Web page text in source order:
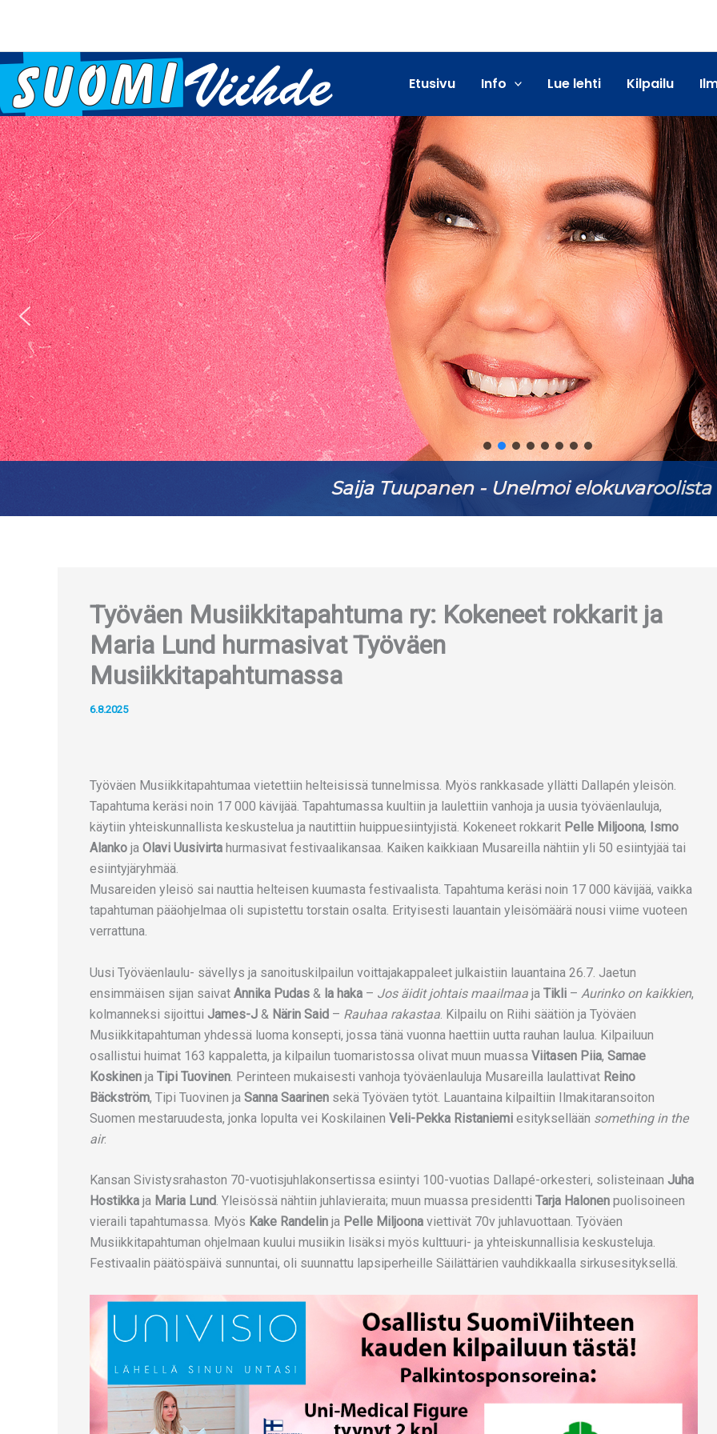
Etusivu Info Lue lehti Kilpailu
Saija Tuupanen - Unelmoi elokuvaroolista
Työväen Musiikkitapahtuma ry: Kokeneet rokkarit ja
Maria Lund hurmasivat Työväen
Musiikkitapahtumassa
6.8.2025
Työväen Musiikkitapahtumaa vietettiin helteisissä tunnelmissa. Myös rankkasade yllätti Dallapén yleisön.
Tapahtuma keräsi noin 17 000 kävijää. Tapahtumassa kuultiin ja laulettiin vanhoja ja uusia työväenlauluja,
käytiin yhteiskunnallista keskustelua ja nautittiin huippuesiintyjistä. Kokeneet rokkarit Pelle Miljoona, Ismo
Alanko ja Olavi Uusivirta hurmasivat festivaalikansaa. Kaiken kaikkiaan Musareilla nähtiin yli 50 esiintyjää tai
esiintyjäryhmää.
Musareiden yleisö sai nauttia helteisen kuumasta festivaalista. Tapahtuma keräsi noin 17 000 kävijää, vaikka
tapahtuman pääohjelmaa oli supistettu torstain osalta. Erityisesti lauantain yleisömäärä nousi viime vuoteen
verrattuna.
Uusi Työväenlaulu- sävellys ja sanoituskilpailun voittajakappaleet julkaistiin lauantaina 26.7. Jaetun
ensimmäisen sijan saivat Annika Pudas & la haka – Jos äidit johtais maailmaa ja Tikli – Aurinko on kaikkien,
kolmanneksi sijoittui James-J & Närin Said – Rauhaa rakastaa . Kilpailu on Riihi säätiön ja Työväen
Musiikkitapahtuman yhdessä luoma konsepti, jossa tänä vuonna haettiin uutta rauhan laulua. Kilpailuun
osallistui huimat 163 kappaletta, ja kilpailun tuomaristossa olivat muun muassa Viitasen Piia, Samae
Koskinen ja Tipi Tuovinen . Perinteen mukaisesti vanhoja työväenlauluja Musareilla laulattivat Reino
Bäckström, Tipi Tuovinen ja Sanna Saarinen sekä Työväen tytöt. Lauantaina kilpailtiin Ilmakitaransoiton
Suomen mestaruudesta, jonka lopulta vei Koskilainen Veli-Pekka Ristaniemi esityksellään something in the
air.
Kansan Sivistysrahaston 70-vuotisjuhlakonsertissa esiintyi 100-vuotias Dallapé-orkesteri, solisteinaan Juha
Hostikka ja Maria Lund. Yleisössä nähtiin juhlavieraita; muun muassa presidentti Tarja Halonen puolisoineen
vieraili tapahtumassa. Myös Kake Randelin ja Pelle Miljoona viettivät 70v juhlavuottaan. Työväen
Musiikkitapahtuman ohjelmaan kuului musiikin lisäksi myös kulttuuri- ja yhteiskunnallisia keskusteluja.
Festivaalin päätöspäivä sunnuntai, oli suunnattu lapsiperheille Säilättärien vauhdikkaalla sirkusesityksellä.